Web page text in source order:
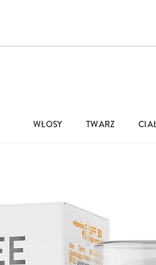
WŁOSY TWARZ